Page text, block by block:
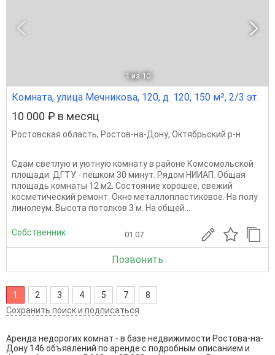
1 из 10
Комната, улица Мечникова, 120, д. 120, 150 м², 2/3 эт.
10 000 ₽ в месяц
Ростовская область, Ростов-на-Дону, Октябрьский р-н
Сдам светлую и уютную комнату в районе Комсомольской
площади. ДГТУ - пешком 30 минут. Рядом НИИАП. Общая
площадь комнаты 12 м2. Состояние хорошее, свежий
косметический ремонт. Окно металлопластиковое. На полу
линолеум. Высота потолков 3 м. На общей...
Собственник 01.07
Позвонить
1 2 3 4 5 7
8
Сохранить поиск и подписаться
Аренда недорогих комнат - в базе недвижимости Ростова-на-
Дону 146 объявлений по аренде с подробным описанием и